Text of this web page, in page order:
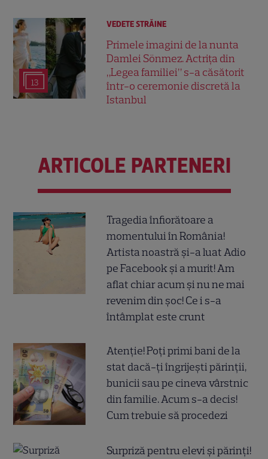
13
VEDETE STRĂINE
Primele imagini de la nunta
Damlei Sönmez. Actrița din
„Legea familiei” s-a căsătorit
într-o ceremonie discretă la
Istanbul
ARTICOLE PARTENERI
Tragedia înfiorătoare a
momentului în România!
Artista noastră și-a luat Adio
pe Facebook și a murit! Am
aflat chiar acum și nu ne mai
revenim din șoc! Ce i s-a
întâmplat este crunt
Atenție! Poți primi bani de la
stat dacă-ți îngrijești părinții,
bunicii sau pe cineva vârstnic
din familie. Acum s-a decis!
Cum trebuie să procedezi
Surpriză pentru elevi și părinți!